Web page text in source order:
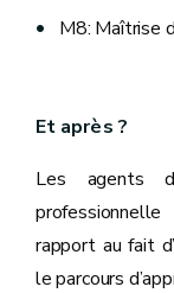
M8: Maîtrise
Et après ?
Les agents
rapport au fait
le parcours